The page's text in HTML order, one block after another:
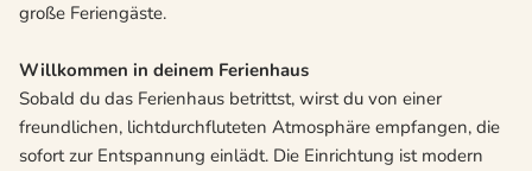
große Feriengäste.
Willkommen in deinem Ferienhaus
Sobald du das Ferienhaus betrittst, wirst du von einer
freundlichen, lichtdurchfluteten Atmosphäre empfangen, die
sofort zur Entspannung einlädt. Die Einrichtung ist modern